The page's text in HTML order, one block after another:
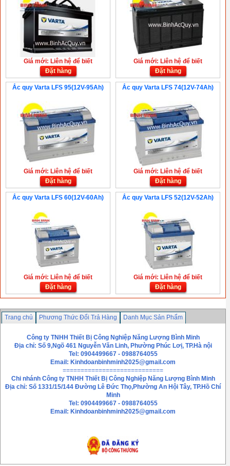
Giá mới: Liên hệ để biết
Đặt hàng
Giá mới: Liên hệ để biết
Đặt hàng
Ắc quy Varta LFS 95(12V-95Ah)
Giá mới: Liên hệ để biết
Đặt hàng
Ắc quy Varta LFS 74(12V-74Ah)
Giá mới: Liên hệ để biết
Đặt hàng
Ắc quy Varta LFS 60(12V-60Ah)
Giá mới: Liên hệ để biết
Đặt hàng
Ắc quy Varta LFS 52(12V-52Ah)
Giá mới: Liên hệ để biết
Đặt hàng
Trang chủ Phương Thức Đổi Trả Hàng
Danh Mục Sản Phẩm
Công ty TNHH Thiết Bị Công Nghiệp Năng Lượng Bình Minh
Địa chỉ: Số 9,Ngõ 461 Nguyễn Văn Linh, Phường Phúc Lơị, TP.Hà nội
Tel: 0904499667 - 0988764055
Email: Kinhdoanbinhminh2025@gmail.com
============================
Chi nhánh Công ty TNHH Thiết Bị Công Nghiệp Năng Lượng Bình Minh
Địa chỉ: Số 1331/15/144 Đường Lê Đức Thọ,Phường An Hội Tây, TP.Hồ Chí
Minh
Tel: 0904499667 - 0988764055
Email: Kinhdoanbinhminh2025@gmail.com